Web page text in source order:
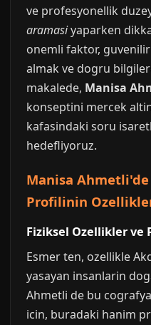
ve profesyonellik
aramasiyaparken
onemli faktor,
almak ve dogru
makalede, Manisa
konseptini mercek
kafasindaki soru
hedefliyoruz.
Manisa Ahmetli'de
Profilinin
Fiziksel Ozellikler ve
Esmer ten, ozellikle
yasayan insanlarin
Ahmetli de bu
icin, buradaki hanim